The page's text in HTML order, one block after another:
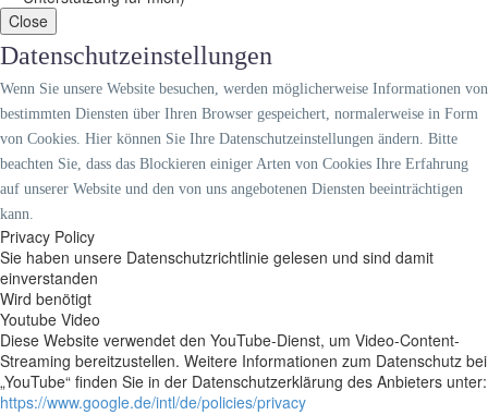
Close
Datenschutzeinstellungen
Wenn Sie unsere Website besuchen, werden möglicherweise Informationen von
bestimmten Diensten über Ihren Browser gespeichert, normalerweise in Form
von Cookies. Hier können Sie Ihre Datenschutzeinstellungen ändern. Bitte
beachten Sie, dass das Blockieren einiger Arten von Cookies Ihre Erfahrung
auf unserer Website und den von uns angebotenen Diensten beeinträchtigen
kann.
Privacy Policy
Sie haben unsere Datenschutzrichtlinie gelesen und sind damit
einverstanden
Wird benötigt
Youtube Video
Diese Website verwendet den YouTube-Dienst, um Video-Content-
Streaming bereitzustellen. Weitere Informationen zum Datenschutz bei
„YouTube“ finden Sie in der Datenschutzerklärung des Anbieters unter:
https://www.google.de/intl/de/policies/privacy